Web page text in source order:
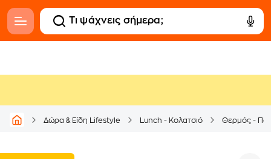
Δώρα & Είδη Lifestyle Lunch - Κολατσιό Θερμός -